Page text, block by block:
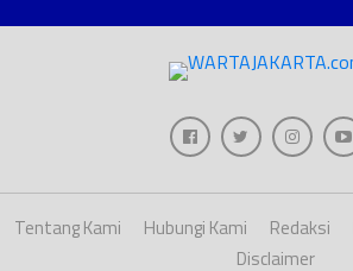
Tentang Kami Hubungi Kami Redaksi
Disclaimer